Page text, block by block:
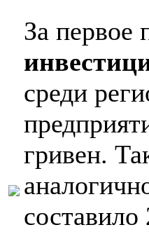
За первое
среди
гривен.
составило